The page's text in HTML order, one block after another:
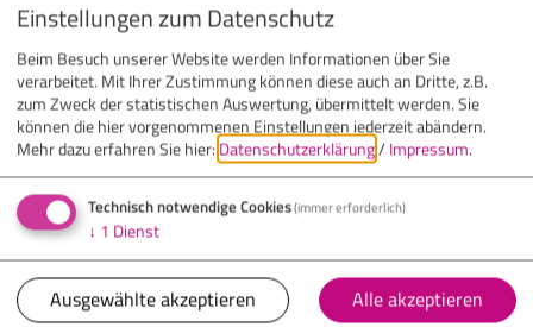
E-Mail
Nachricht(optional)
Einstellungen zum Datenschutz
Beim Besuch unserer Website werden Informationen über Sie
verarbeitet. Mit Ihrer Zustimmung können diese auch an Dritte, z.B.
zum Zweck der statistischen Auswertung, übermittelt werden. Sie
können die hier vorgenommenen Einstellungen jederzeit abändern.
Mehr dazu erfahren Sie hier:Datenschutzerklärung/Impressum.
Technisch notwendige Cookies(immer erforderlich)
↓ 1 Dienst
Ausgewählte akzeptieren Alle akzeptieren